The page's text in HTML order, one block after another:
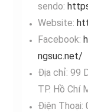
sendo:
Website:
Facebook:
ngsuc.net/
Địa chỉ: 99
TP. Hồ Chí
Điện Thoại: